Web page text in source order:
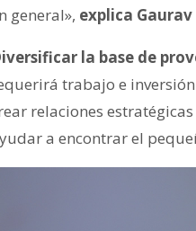
general», explica
la base de
trabajo e
relaciones
a encontrar el